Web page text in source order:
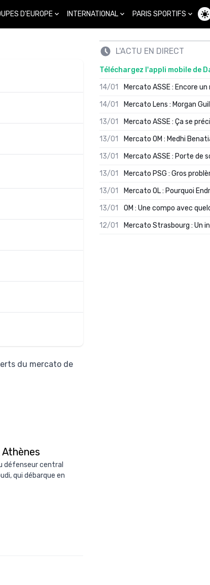
D'EUROPE INTERNATIONAL PARIS SPORTIFS
du mercato de
Athènes
défenseur central
qui débarque en
L'ACTU EN DIRECT
Téléchargez l'appli mobile de
14/01
Mercato ASSE : Encore
14/01
Mercato Lens : Morgan
13/01
Mercato ASSE : Ça se
13/01
Mercato OM : Medhi
13/01
Mercato ASSE : Porte de
13/01
Mercato PSG : Gros
13/01
Mercato OL : Pourquoi
13/01
OM : Une compo avec
12/01
Mercato Strasbourg : Un